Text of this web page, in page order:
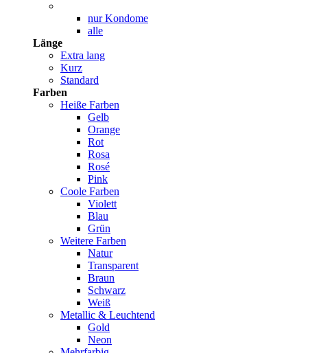
nur Kondome
alle
Länge
Extra lang
Kurz
Standard
Farben
Heiße Farben
Gelb
Orange
Rot
Rosa
Rosé
Pink
Coole Farben
Violett
Blau
Grün
Weitere Farben
Natur
Transparent
Braun
Schwarz
Weiß
Metallic & Leuchtend
Gold
Neon